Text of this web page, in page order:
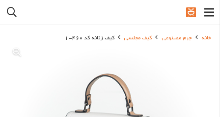
خانه چرم مصنوعی کیف مجلسی کیف زنانه کد 460-1